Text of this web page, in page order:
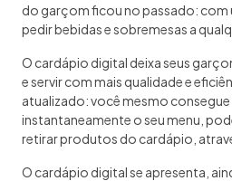
do garçom ficou no passado: com
pedir bebidas e sobremesas a
O cardápio digital deixa seus
e servir com mais qualidade e
atualizado: você mesmo
instantaneamente o seu menu,
retirar produtos do cardápio,
O cardápio digital se apresenta,